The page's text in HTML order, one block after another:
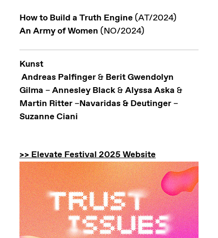
How to Build a Truth Engine (AT/2024)
An Army of Women (NO/2024)
Kunst
Andreas Palfinger & Berit Gwendolyn
Gilma –Annesley Black &Alyssa Aska &
Martin Ritter –Navaridas & Deutinger –
Suzanne Ciani
>> Elevate Festival 2025 Website